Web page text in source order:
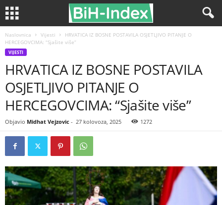
Naslovnica Vijesti
HRVATICA IZ BOSNE POSTAVILA OSJETLJIVO PITANJE O
HERCEGOVCIMA: “Sjašite više”
VIJESTI
HRVATICA IZ BOSNE POSTAVILA
OSJETLJIVO PITANJE O
HERCEGOVCIMA: “Sjašite više”
Objavio Midhat Vejzovic - 27 kolovoza, 2025 1272